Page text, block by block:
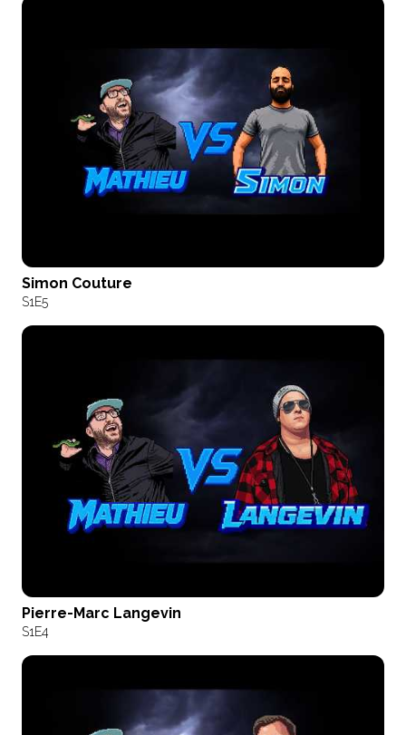
Simon Couture
S1E5
Pierre-Marc Langevin
S1E4